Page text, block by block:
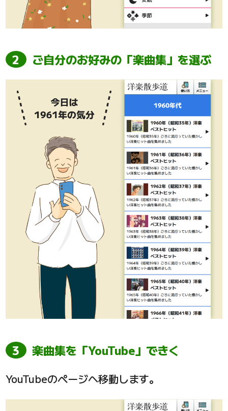
ご自分のお好みの「楽曲集」を選ぶ
楽曲集を「YouTube」できく
YouTubeのページへ移動します。